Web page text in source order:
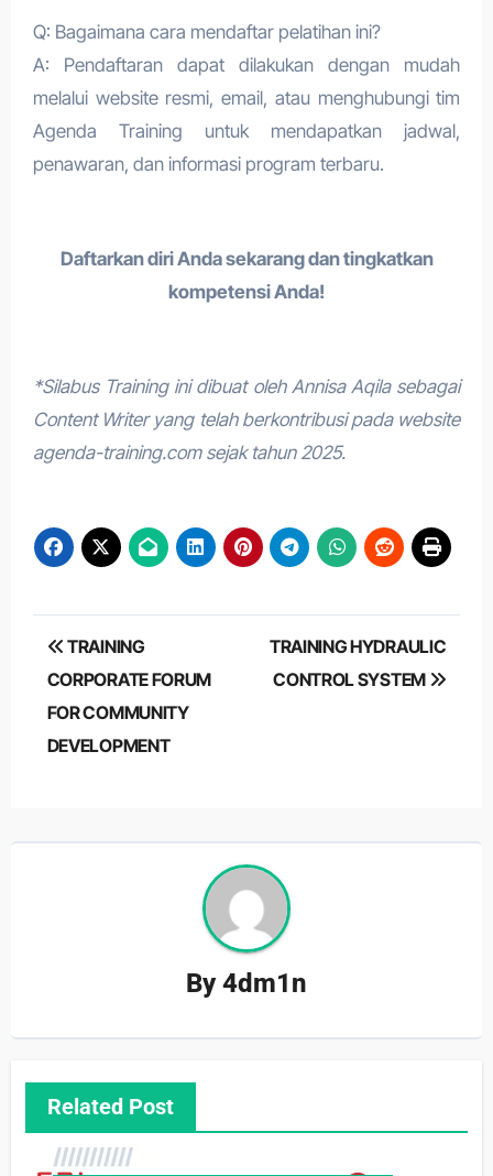
Q: Bagaimana cara mendaftar pelatihan ini?
A: Pendaftaran dapat dilakukan dengan mudah
melalui website resmi, email, atau menghubungi tim
Agenda Training untuk mendapatkan jadwal,
penawaran, dan informasi program terbaru.
Daftarkan diri Anda sekarang dan tingkatkan
kompetensi Anda!
*Silabus Training ini dibuat oleh Annisa Aqila sebagai
Content Writer yang telah berkontribusi pada website
agenda-training.com sejak tahun 2025.
Post
navigation
TRAINING
CORPORATE FORUM
FOR COMMUNITY
DEVELOPMENT
TRAINING HYDRAULIC
CONTROL SYSTEM
By4dm1n
Related Post